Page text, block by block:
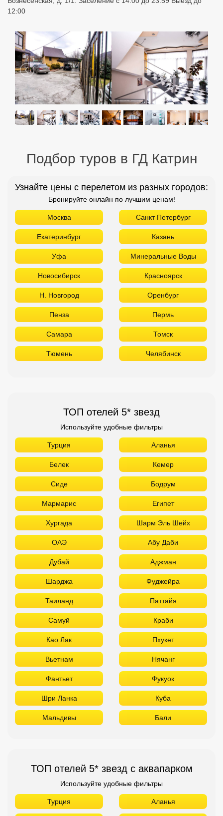
12:00
Подбор туров в ГД Катрин
Узнайте цены с перелетом из разных городов:
Бронируйте онлайн по лучшим ценам!
Москва Санкт Петербург
Екатеринбург Казань
Уфа Минеральные Воды
Новосибирск Красноярск
Н. Новгород Оренбург
Пенза Пермь
Самара Томск
Тюмень Челябинск
ТОП отелей 5* звезд
Используйте удобные фильтры
Турция Аланья
Белек Кемер
Сиде Бодрум
Мармарис Египет
Хургада Шарм Эль Шейх
ОАЭ Абу Даби
Дубай Аджман
Шарджа Фуджейра
Таиланд Паттайя
Самуй Краби
Као Лак Пхукет
Вьетнам Нячанг
Фантьет Фукуок
Шри Ланка Куба
Мальдивы Бали
ТОП отелей 5* звезд с аквапарком
Используйте удобные фильтры
Турция Аланья